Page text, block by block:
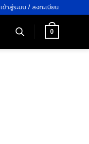
เข้าสู่ระบบ / ลงทะเบียน
0